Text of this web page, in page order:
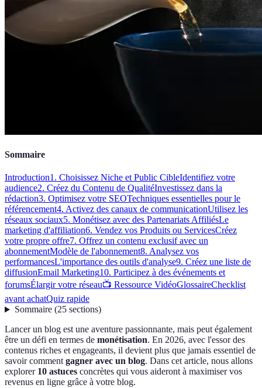
Sommaire
Introduction1. Choisissez Niche et Public CibleIdentifiez votre
audience2. Créez du Contenu de QualitéInvestissez dans la
rédaction3. Optimisez votre SEOTechniques essentielles pour le
référencement4. Activez des canaux de communicationUtilisez les
réseaux sociaux5. Monétisez avec des Partenariats AffiliésLe
marketing d'affiliation6. Vendez vos Produits ou ServicesCréez
votre propre offre7. Offrez un contenu exclusif avec un
abonnementModèle de l'abonnement8. Analysez vos
performancesL'importance des outils d'analyse9. Créez une liste de
diffusionEmail Marketing10. Participez à des événements et
forumsÉlargir votre réseau📺 Ressource VidéoGlossaireChecklist
avant achatQuiz rapide
Sommaire(25 sections)
Lancer un blog est une aventure passionnante, mais peut également
être un défi en termes de monétisation. En 2026, avec l'essor des
contenus riches et engageants, il devient plus que jamais essentiel de
savoir commentgagner avec un blog. Dans cet article, nous allons
explorer 10 astuces concrètes qui vous aideront à maximiser vos
revenus en ligne grâce à votre blog.